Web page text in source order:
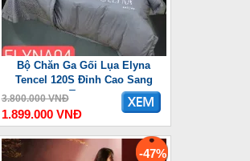
Bộ Chăn Ga Gối Lụa Elyna
Tencel 120S Đỉnh Cao Sang
Trọng
3.800.000 VNĐ
1.899.000 VNĐ
-47%